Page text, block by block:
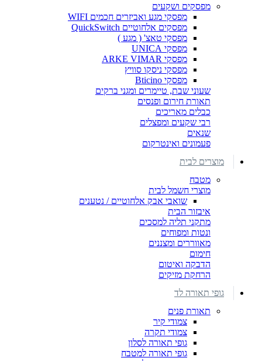
מפסקים ושקעים
מפסקי מגע ואביזרים חכמים WIFI
מפסקים אלחוטיים QuickSwitch
מפסקי טאצ' ( מגע )
מפסקי UNICA
מפסקי ARKE VIMAR
מפסקי ניסקו סוויץ
מפסקי Bticino
שעוני שבת, טיימרים ומגני ברקים
תאורת חירום ופנסים
כבלים מאריכים
רבי שקעים ומפצלים
שנאים
פעמונים ואינטרקום
מוצרים לבית
מטבח
מוצרי חשמל לבית
שואבי אבק אלחוטיים / נטענים
איבזור הבית
מתקני תליה למסכים
ונטות ומפוחים
מאווררים ומצננים
חימום
הדבקה ואיטום
הרחקת מזיקים
גופי תאורה לד
תאורת פנים
צמודי קיר
צמודי תקרה
גופי תאורה לסלון
גופי תאורה למטבח